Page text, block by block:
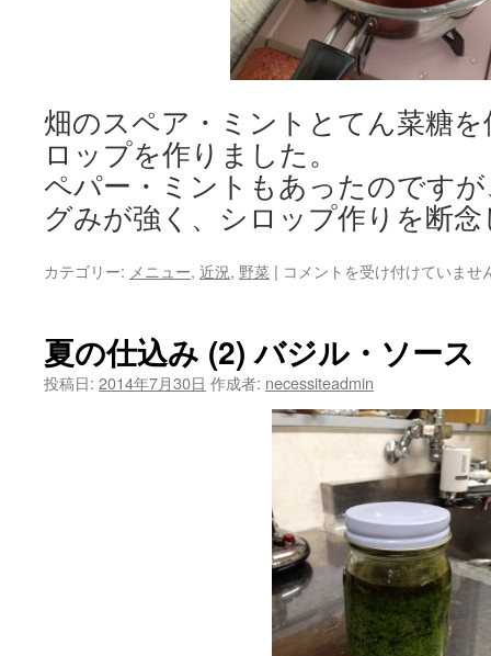
畑のスペア・ミントとてん菜糖
ロップを作りました。
ペパー・ミントもあったのです
グみが強く、シロップ作りを断
カテゴリー: メニュー, 近況, 野菜 | 夏
込
み
(3)
ン
プ
は
コメントを受け付けていませ
夏の仕込み (2) バジル・ソース
投稿日: 2014年7月30日 作成者: necessiteadmin